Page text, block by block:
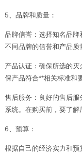
5、品牌和质量：
品牌信誉：选择知名品
不同品牌的信誉和产品质
产品认证：确保所选的
保产品符合**相关标准和
售后服务：良好的售后
系统。在购买前，要了
6、预算：
根据自己的经济实力和